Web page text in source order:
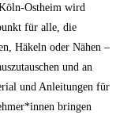
Ostheim wird
für alle, die
Häkeln oder Nähen –
und an
und Anleitungen für
bringen